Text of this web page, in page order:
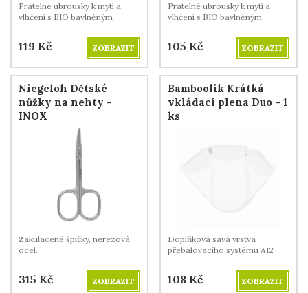
Pratelné ubrousky k mytí a
vlhčení s BIO bavlněným
119 Kč ZOBRAZIT
Pratelné ubrousky k mytí a
vlhčení s BIO bavlněným
105 Kč ZOBRAZIT
Niegeloh Dětské
nůžky na nehty -
INOX
Zakulacené špičky, nerezová
ocel.
315 Kč ZOBRAZIT
Bamboolik Krátká
vkládací plena Duo - 1
ks
Doplňková savá vrstva
přebalovacího systému AI2
108 Kč ZOBRAZIT